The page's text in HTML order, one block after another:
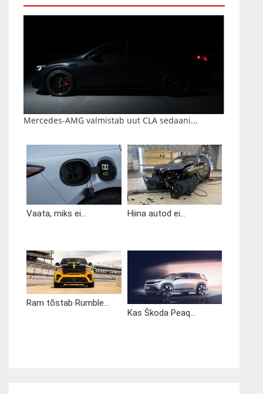
Mercedes-AMG valmistab uut CLA sedaani...
Vaata, miks ei... Hiina autod ei...
Ram tõstab Rumble...
Kas Škoda Peaq...